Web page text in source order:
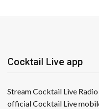
Cocktail Live app
Stream Cocktail Live
official Cocktail Live